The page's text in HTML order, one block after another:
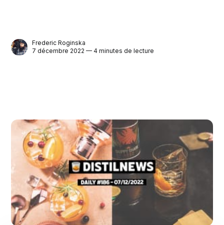
Frederic Roginska
7 décembre 2022 — 4 minutes de lecture